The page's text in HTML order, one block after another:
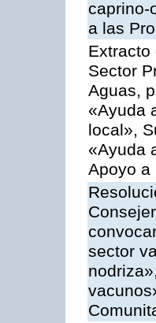
caprino-
a las
Sector
Aguas,
«Ayuda
local»,
«Ayuda
Apoyo a
sector